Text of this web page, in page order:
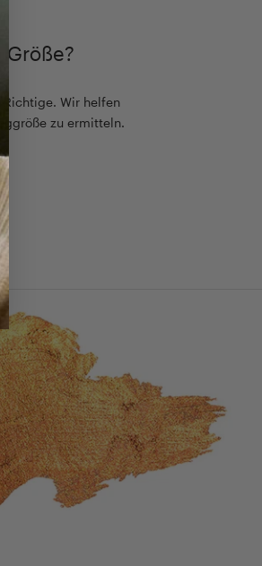
Größe?
Richtige. Wir helfen
zu ermitteln.